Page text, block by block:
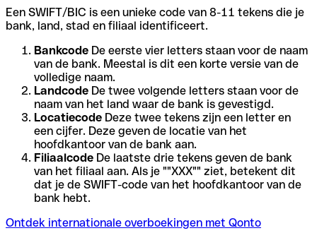
Een SWIFT/BIC is een unieke code van 8-11 tekens die je
bank, land, stad en filiaal identificeert.
Bankcode De eerste vier letters staan voor de naam
van de bank. Meestal is dit een korte versie van de
volledige naam.
Landcode De twee volgende letters staan voor de
naam van het land waar de bank is gevestigd.
Locatiecode Deze twee tekens zijn een letter en
een cijfer. Deze geven de locatie van het
hoofdkantoor van de bank aan.
Filiaalcode De laatste drie tekens geven de bank
van het filiaal aan. Als je ""XXX"" ziet, betekent dit
dat je de SWIFT-code van het hoofdkantoor van de
bank hebt.
Ontdek internationale overboekingen met Qonto